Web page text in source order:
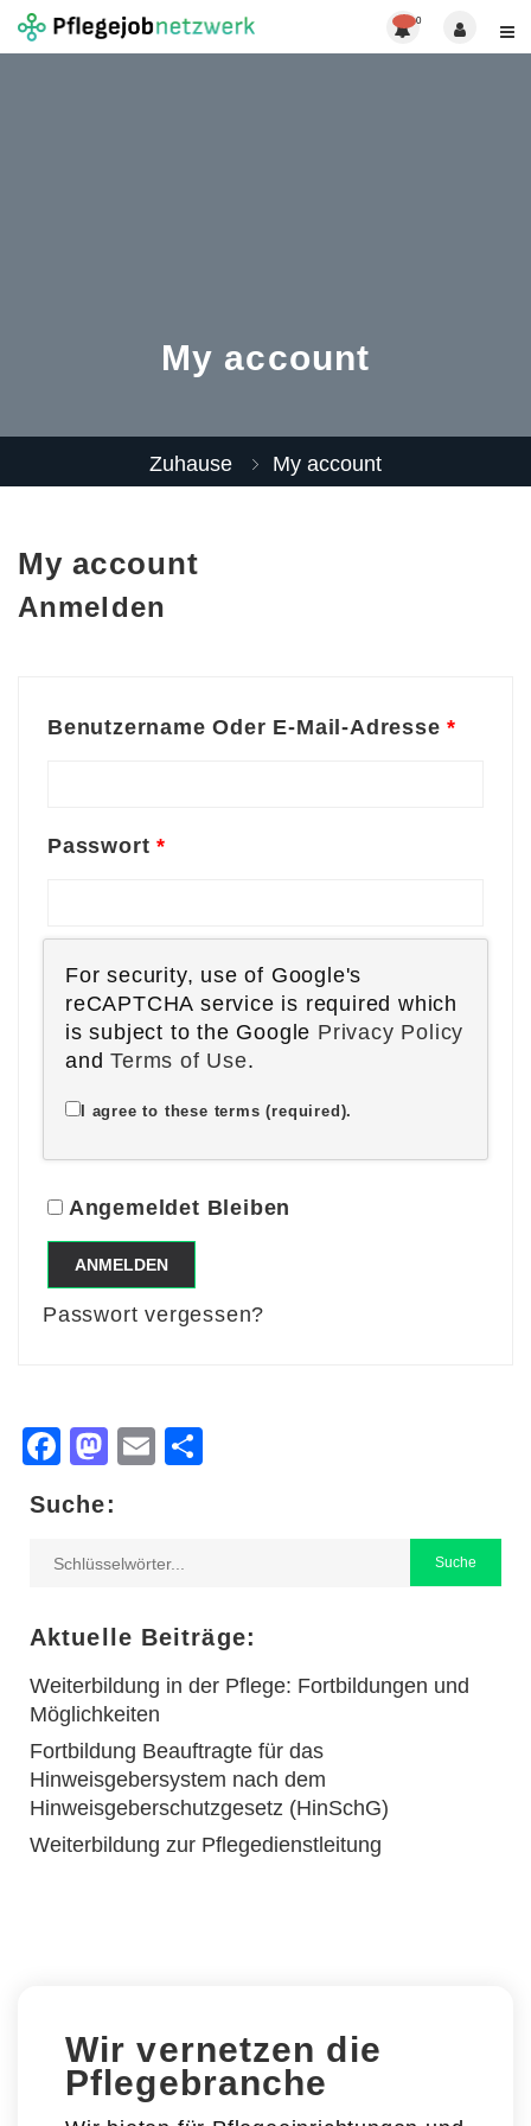
0
My account
Zuhause My account
My account
Anmelden
Benutzername Oder E-Mail-Adresse*
Passwort*
For security, use of Google's
reCAPTCHA service is required which
is subject to the Google Privacy Policy
andTerms of Use.
I agree to these terms (required).
Angemeldet Bleiben
ANMELDEN
Passwort vergessen?
Facebook
Mastodon
Email
Suche:
Aktuelle Beiträge:
Weiterbildung in der Pflege: Fortbildungen und
Möglichkeiten
Fortbildung Beauftragte für das
Hinweisgebersystem nach dem
Hinweisgeberschutzgesetz (HinSchG)
Weiterbildung zur Pflegedienstleitung
Wir vernetzen die
Pflegebranche